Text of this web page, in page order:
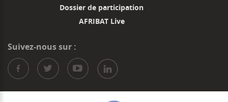
Dossier de participation
AFRIBAT Live
Suivez-nous sur :